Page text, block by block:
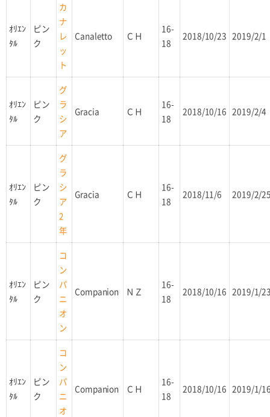
ｵﾘｴﾝ
ﾀﾙ
ピン
ク
カ
ナ
レ
ッ
ト
Canaletto ＣＨ
16-
18
2018/10/23 2019/2/1
ｵﾘｴﾝ
ﾀﾙ
ピン
ク
グ
ラ
シ
ア
Gracia ＣＨ
16-
18
2018/10/16 2019/2/4
ｵﾘｴﾝ
ﾀﾙ
ピン
ク
グ
ラ
シ
ア
2
年
Gracia ＣＨ
16-
18
2018/11/6 2019/2/
ｵﾘｴﾝ
ﾀﾙ
ピン
ク
コ
ン
パ
ニ
オ
ン
Companion ＮＺ
16-
18
2018/10/16 2019/1/
ｵﾘｴﾝ
ﾀﾙ
ピン
ク
コ
ン
パ
ニ
オ
Companion ＣＨ
16-
18
2018/10/16 2019/1/